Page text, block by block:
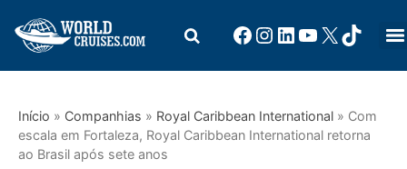
Início » Companhias » Royal Caribbean International » Com
escala em Fortaleza, Royal Caribbean International retorna
ao Brasil após sete anos